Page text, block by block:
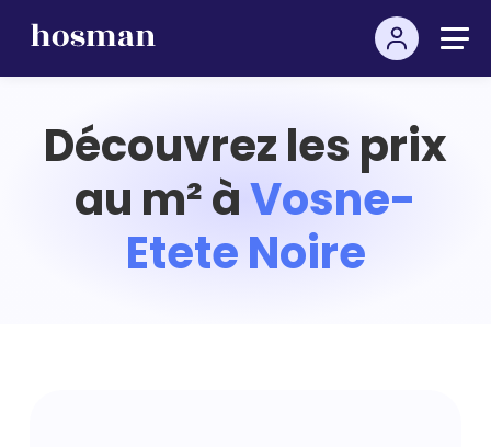
Découvrez les prix
au m² àVosne-
Etete Noire